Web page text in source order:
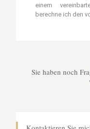
einem
berechne ich den
Sie haben noch